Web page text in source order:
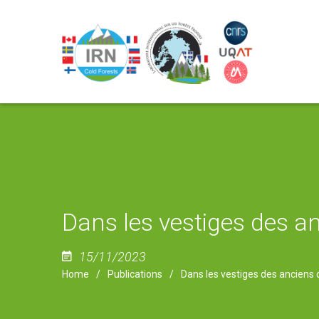
Dans les vestiges des
15/11/2023
Home Publications Dans les vestiges des anciens